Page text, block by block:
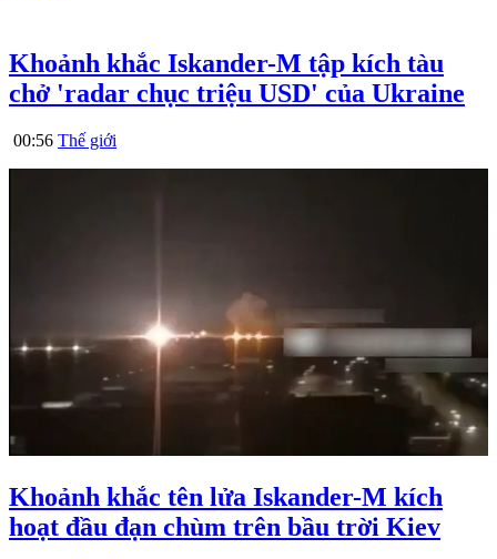
Khoảnh khắc Iskander-M tập kích tàu
chở 'radar chục triệu USD' của Ukraine
00:56 Thế giới
Khoảnh khắc tên lửa Iskander-M kích
hoạt đầu đạn chùm trên bầu trời Kiev